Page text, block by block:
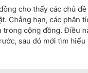
cho thấy các chủ
Chẳng hạn, các phân
cộng đồng. Điều
sau đó mới tìm